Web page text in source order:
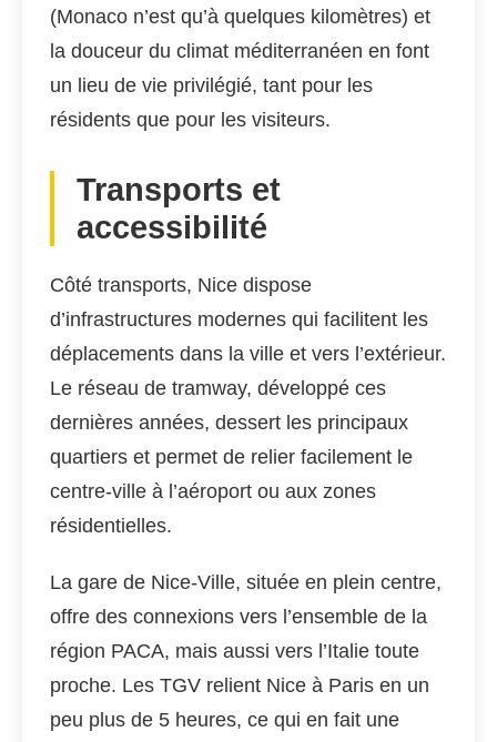
(Monaco n’est qu’à quelques kilomètres) et
la douceur du climat méditerranéen en font
un lieu de vie privilégié, tant pour les
résidents que pour les visiteurs.
Transports et
accessibilité
Côté transports, Nice dispose
d’infrastructures modernes qui facilitent les
déplacements dans la ville et vers l’extérieur.
Le réseau de tramway, développé ces
dernières années, dessert les principaux
quartiers et permet de relier facilement le
centre-ville à l’aéroport ou aux zones
résidentielles.
La gare de Nice-Ville, située en plein centre,
offre des connexions vers l’ensemble de la
région PACA, mais aussi vers l’Italie toute
proche. Les TGV relient Nice à Paris en un
peu plus de 5 heures, ce qui en fait une